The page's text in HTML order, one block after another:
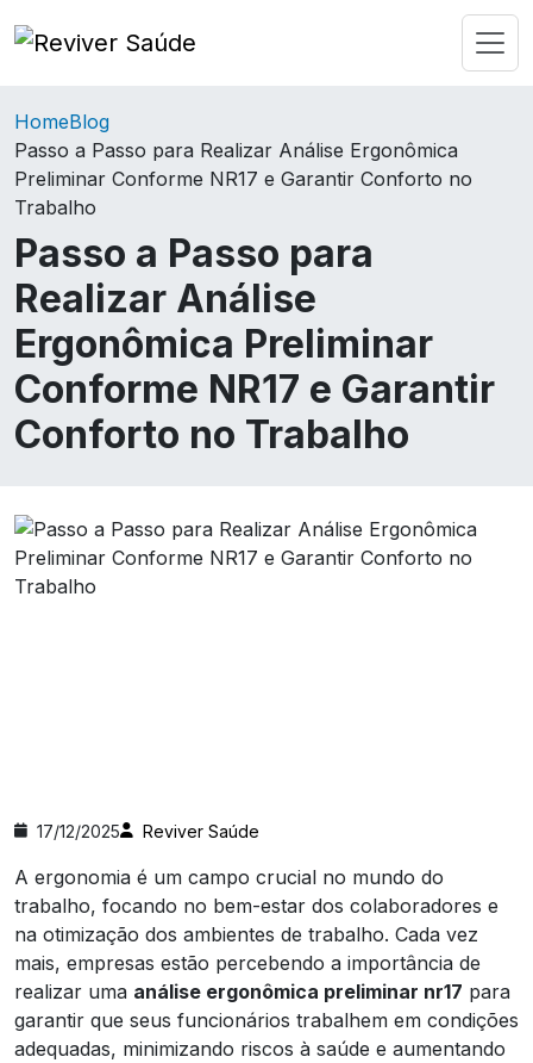
HomeBlog
Passo a Passo para Realizar Análise Ergonômica
Preliminar Conforme NR17 e Garantir Conforto no
Trabalho
Passo a Passo para
Realizar Análise
Ergonômica Preliminar
Conforme NR17 e Garantir
Conforto no Trabalho
17/12/2025 Reviver Saúde
A ergonomia é um campo crucial no mundo do
trabalho, focando no bem-estar dos colaboradores e
na otimização dos ambientes de trabalho. Cada vez
mais, empresas estão percebendo a importância de
realizar uma análise ergonômica preliminar nr17 para
garantir que seus funcionários trabalhem em condições
adequadas, minimizando riscos à saúde e aumentando